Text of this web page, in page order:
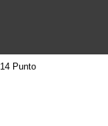
14 Punto